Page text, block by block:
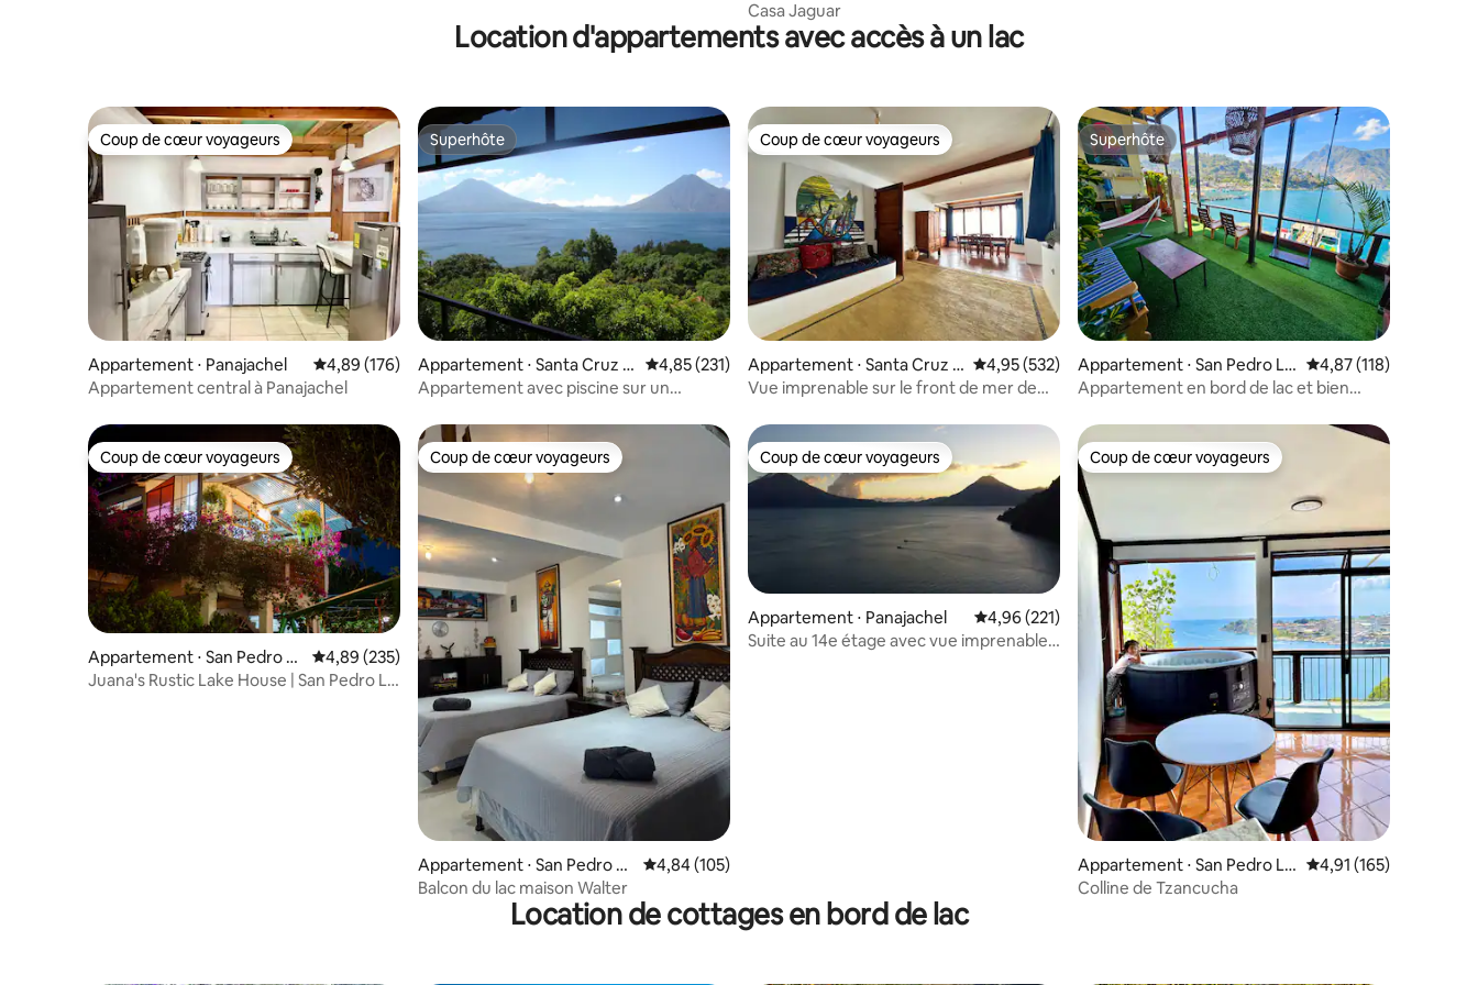
Casa Jaguar
Location d'appartements avec accès à un lac
Coup de cœur voyageurs
Coup de cœur voyageurs
Appartement ⋅ Panajachel Évaluation moyenne sur la base de 176 commentaires : 4,89 sur 5
4,89 (176)
Appartement central à Panajachel
Superhôte
Superhôte
Appartement ⋅ Santa Cruz la
Laguna
Évaluation moyenne sur la base de 231 commentaires : 4,85 sur 5
4,85 (231)
Appartement avec piscine sur un
Coup de cœur voyageurs
Coup de cœur voyageurs
Appartement ⋅ Santa Cruz la
Laguna
Évaluation moyenne sur la base de 532 commentaires : 4,95 sur 5
4,95 (532)
Vue imprenable sur le front de mer de
Superhôte
Superhôte
Appartement ⋅ San Pedro La
Laguna
Évaluation moyenne
4,87 (118)
Appartement en bord de lac et bien
Coup de cœur voyageurs
Coup de cœur voyageurs
Appartement ⋅ San Pedro La
Laguna
Évaluation moyenne sur la base de 235 commentaires : 4,89 sur 5
4,89 (235)
Juana's Rustic Lake House | San Pedro La
Coup de cœur voyageurs
Coup de cœur voyageurs
Appartement ⋅ San Pedro La
Laguna
Évaluation moyenne sur la base de 105 commentaires : 4,84 sur 5
4,84 (105)
Balcon du lac maison Walter
Coup de cœur voyageurs
Coup de cœur voyageurs
Appartement ⋅ Panajachel Évaluation moyenne sur la base de 221 commentaires : 4,96 sur 5
4,96 (221)
Suite au 14e étage avec vue imprenable,
Coup de cœur voyageurs
Coup de cœur voyageurs
Appartement ⋅ San Pedro La
Laguna
Évaluation moyenne
4,91 (165)
Colline de Tzancucha
Location de cottages en bord de lac